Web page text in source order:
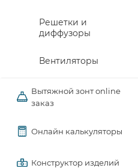
Решетки и
диффузоры
Вентиляторы
Вытяжной зонт online
заказ
Онлайн калькуляторы
Конструктор изделий